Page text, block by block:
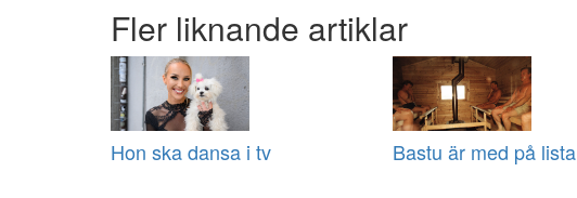
Fler liknande artiklar
Hon ska dansa i tv Bastu är med på lista